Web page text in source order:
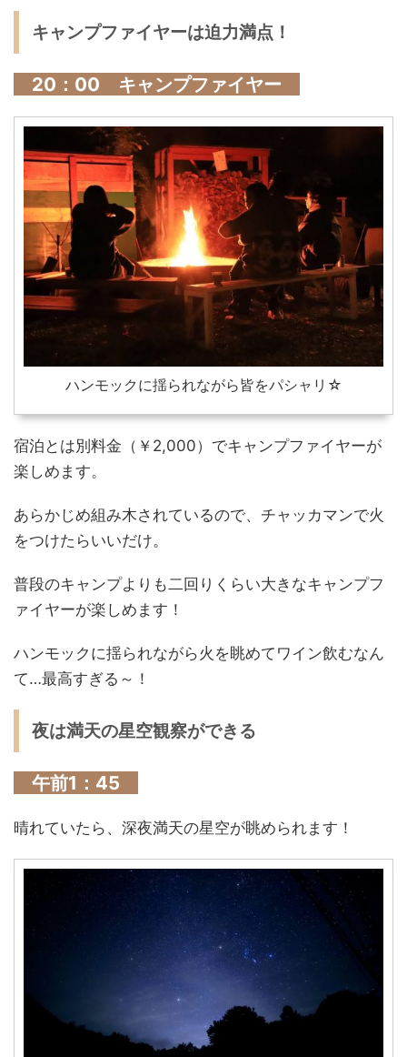
キャンプファイヤーは迫力満点！
20：00 キャンプファイヤー
ハンモックに揺られながら皆をパシャリ☆
宿泊とは別料金（￥2,000）でキャンプファイヤーが
楽しめます。
あらかじめ組み木されているので、チャッカマンで火
をつけたらいいだけ。
普段のキャンプよりも二回りくらい大きなキャンプフ
ァイヤーが楽しめます！
ハンモックに揺られながら火を眺めてワイン飲むなん
て…最高すぎる～！
夜は満天の星空観察ができる
午前1：45
晴れていたら、深夜満天の星空が眺められます！